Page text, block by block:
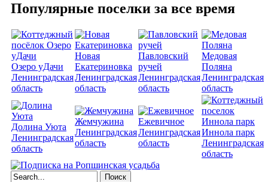
Популярные поселки за все время
Озеро уДачи
Ленинградская
область
Новая
Екатериновка
Ленинградская
область
Павловский
ручей
Ленинградская
область
Медовая
Поляна
Ленинградская
область
Долина Уюта
Ленинградская
область
Жемчужина
Ленинградская
область
Ежевичное
Ленинградская
область
Иннола парк
Ленинградская
область